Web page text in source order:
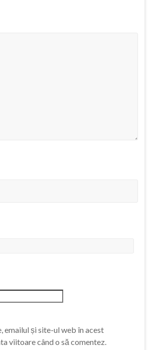
emailul și site-ul web în acest
viitoare când o să comentez.